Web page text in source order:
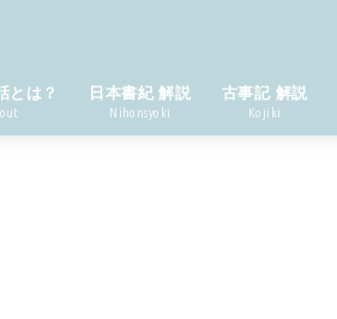
とは？ 日本書紀 解説
Nihonsyoki
古事記 解説
Kojiki